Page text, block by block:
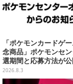
「ポケモンカードゲ
念商品」ポケモンセ
選期間と応募方法が公
2026.8.3